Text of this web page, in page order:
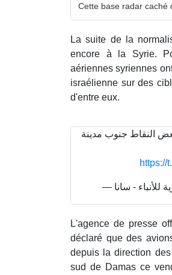
Cette base radar caché
La suite de la
encore à la Syrie.
aériennes syriennes
israélienne sur des
d'entre eux.
النقاط جنوب مدينة
https://
L'agence de presse
déclaré que des
depuis la direction
sud de Damas ce